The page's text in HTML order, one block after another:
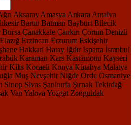
Aksaray Amasya Ankara Antalya
Bartın Batman Bayburt Bilecik
Bursa Çanakkale Çankırı Çorum Denizli
Elazığ Erzincan Erzurum Eskişehir
Hakkari Hatay Iğdır Isparta İstanbul
Karaman Kars Kastamonu Kayseri
Kilis Kocaeli Konya Kütahya Malatya
Muş Nevşehir Niğde Ordu Osmaniye
Sinop Sivas Şanlıurfa Şırnak Tekirdağ
Van Yalova Yozgat Zonguldak